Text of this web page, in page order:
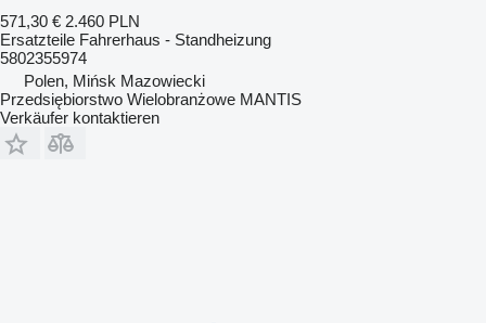
571,30 € 2.460 PLN
Ersatzteile Fahrerhaus - Standheizung
5802355974
Polen, Mińsk Mazowiecki
Przedsiębiorstwo Wielobranżowe MANTIS
Verkäufer kontaktieren